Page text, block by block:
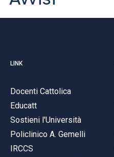
LINK
Docenti Cattolica
Educatt
Sostieni l'Università
Policlinico A. Gemelli
IRCCS